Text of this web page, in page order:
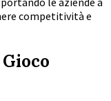
competitività e